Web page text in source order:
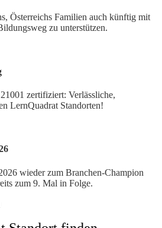
Österreichs Familien auch künftig mit
zu unterstützen.
zertifiziert: Verlässliche,
LernQuadrat Standorten!
wieder zum Branchen-Champion
zum 9. Mal in Folge.